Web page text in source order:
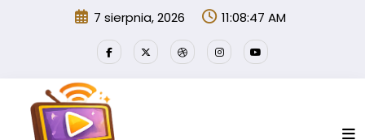
7 sierpnia, 2026 11:08:47 AM